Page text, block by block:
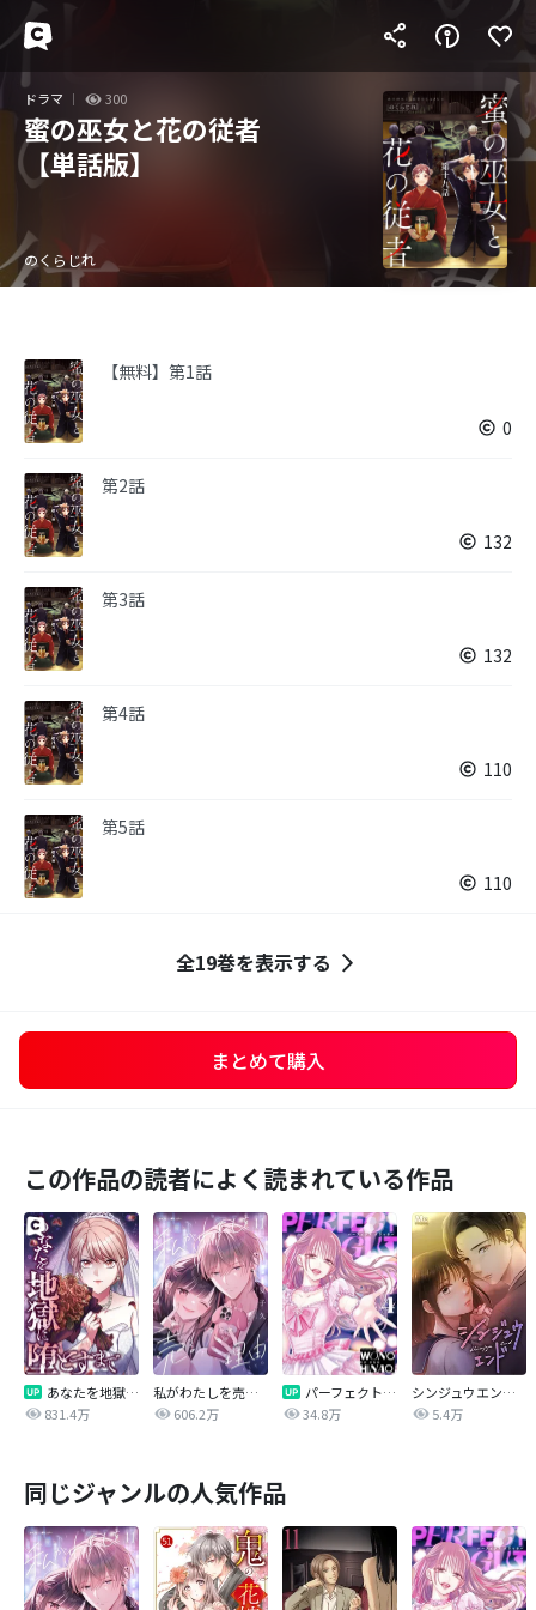
ドラマ 300
蜜の巫女と花の従者
【単話版】
のくらじれ
【無料】第1話
0
第2話
132
第3話
132
第4話
110
第5話
110
全19巻を表示する
まとめて購入
この作品の読者によく読まれている作品
あなたを地獄に堕とすまで
831.4万
私がわたしを売る理由
606.2万
パーフェクトグリッター
34.8万
シンジュウエンド【タテヨミ】
5.4万
同じジャンルの人気作品